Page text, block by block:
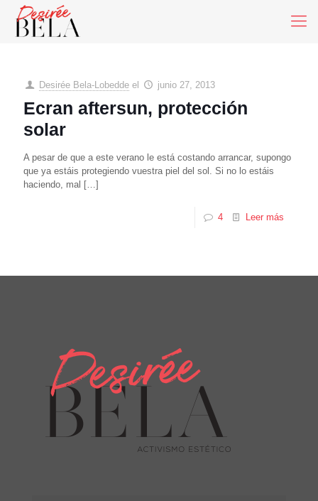
Desirée Bela-Lobedde el junio 27, 2013
Ecran aftersun, protección
solar
A pesar de que a este verano le está costando arrancar, supongo
que ya estáis protegiendo vuestra piel del sol. Si no lo estáis
haciendo, mal […]
4 Leer más